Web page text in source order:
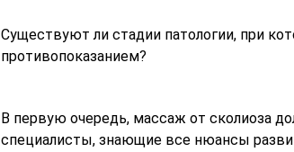
Существуют ли стадии патологии, при
противопоказанием?
В первую очередь, массаж от сколиоза
специалисты, знающие все нюансы